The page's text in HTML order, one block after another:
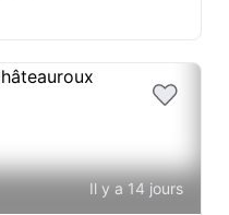
Il y a 14 jours